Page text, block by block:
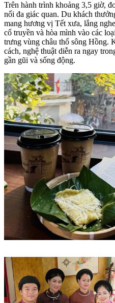
Trên hành trình khoảng 3,5 giờ,
nối đa giác quan. Du khách
mang hương vị Tết xưa, lắng
cổ truyền và hòa mình vào các
trưng vùng châu thổ sông Hồng.
cách, nghệ thuật diễn ra ngay
gần gũi và sống động.